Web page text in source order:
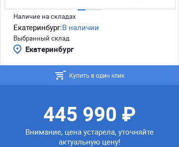
Наличие на складах
Екатеринбург:В наличии
Выбранный склад
Екатеринбург
Купить в один клик
445 990 ₽
Внимание, цена устарела, уточняйте
актуальную цену!